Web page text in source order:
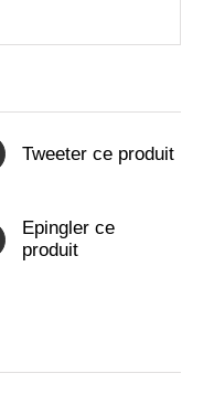
Tweeter ce produit
Epingler ce
produit